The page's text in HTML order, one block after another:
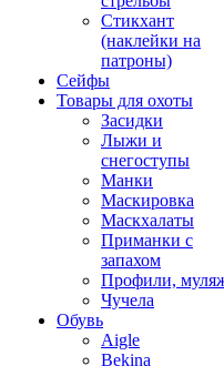
Стикхант
(наклейки на
патроны)
Сейфы
Товары для охоты
Засидки
Лыжи и
снегоступы
Манки
Маскировка
Маскхалаты
Приманки с
запахом
Профили,
Чучела
Обувь
Aigle
Bekina